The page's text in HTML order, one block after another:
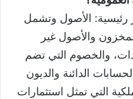
رئيسية: الأصول وتشمل
والأصول غير
والخصوم التي تضم
الدائنة والديون
التي تمثل استثمارات